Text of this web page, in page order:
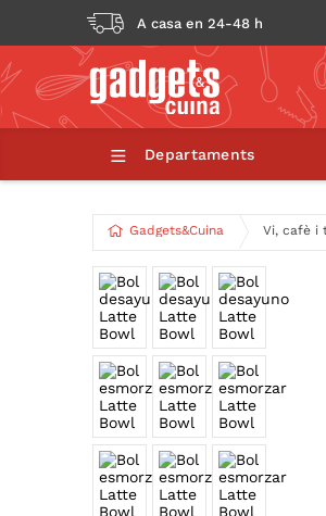
A casa en 24-48 h
Departaments
Gadgets&Cuina Vi, cafè i